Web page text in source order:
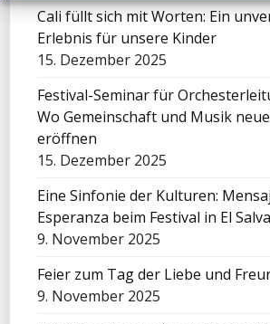
Cali füllt sich mit Worten: Ein
Erlebnis für unsere Kinder
15. Dezember 2025
Festival-Seminar für
Wo Gemeinschaft und Musik
eröffnen
15. Dezember 2025
Eine Sinfonie der Kulturen:
Esperanza beim Festival in El
9. November 2025
Feier zum Tag der Liebe und
9. November 2025